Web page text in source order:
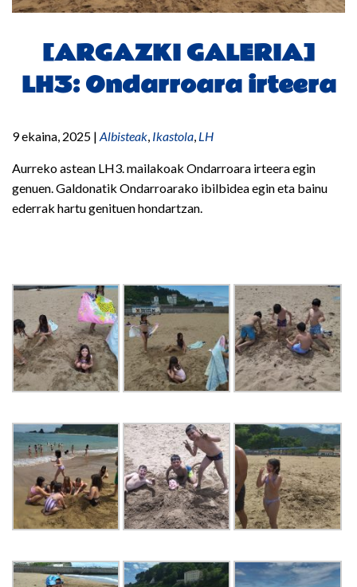
[ARGAZKI GALERIA]
LH3: Ondarroara irteera
9 ekaina, 2025 | Albisteak, Ikastola, LH
Aurreko astean LH3. mailakoak Ondarroara irteera egin
genuen. Galdonatik Ondarroarako ibilbidea egin eta bainu
ederrak hartu genituen hondartzan.